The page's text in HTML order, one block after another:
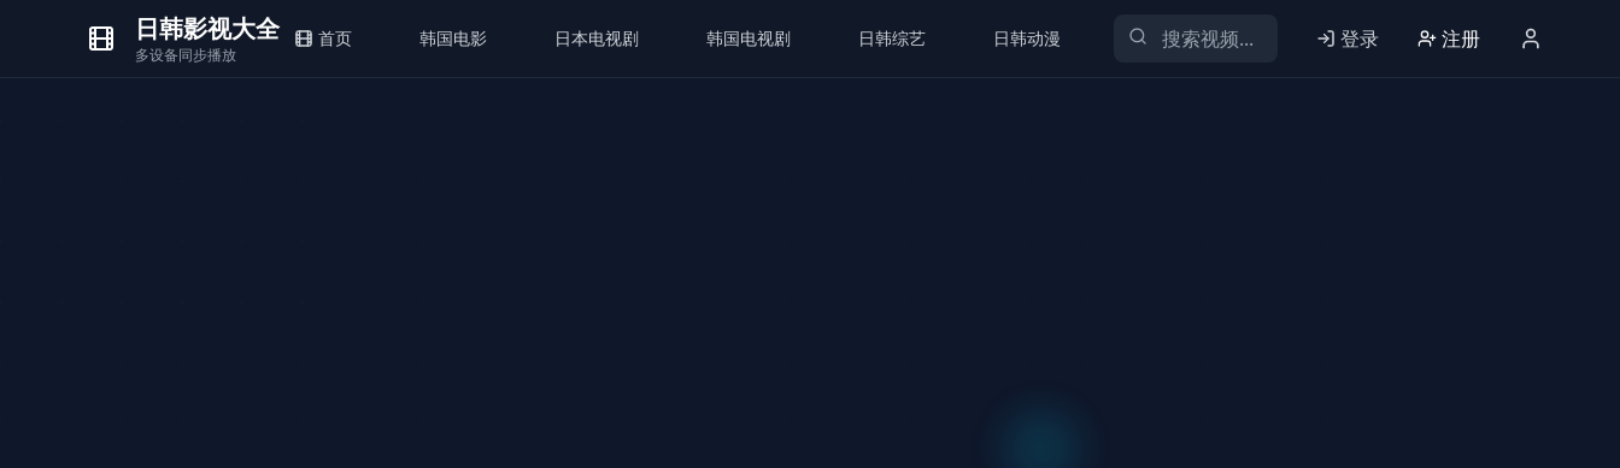
日韩影视大全
多设备同步播放
首页 韩国电影 日本电视剧 韩国电视剧 日韩综艺 日韩动漫 登录 注册